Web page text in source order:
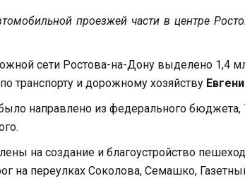
проезжей части в центре
сети Ростова-на-Дону выделено 1,4
транспорту и дорожному хозяйству
направлено из федерального бюджета,
на создание и благоустройство
на переулках Соколова, Семашко,